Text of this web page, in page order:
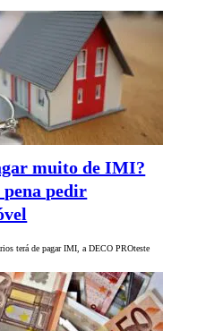
muito de IMI?
pena pedir
terá de pagar IMI, a DECO PROteste